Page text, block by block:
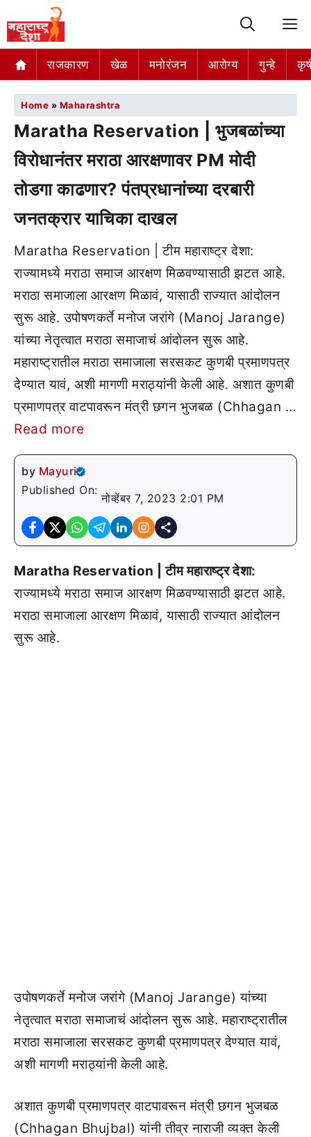
राजकारण खेळ मनोरंजन आरोग्य गुन्हे
Home » Maharashtra
Maratha Reservation | भुजबळांच्या
विरोधानंतर मराठा आरक्षणावर PM मोदी
तोडगा काढणार? पंतप्रधानांच्या दरबारी
जनतक्रार याचिका दाखल
Maratha Reservation | टीम महाराष्ट्र देशा:
राज्यामध्ये मराठा समाज आरक्षण मिळवण्यासाठी झटत आहे.
मराठा समाजाला आरक्षण मिळावं, यासाठी राज्यात आंदोलन
सुरू आहे. उपोषणकर्ते मनोज जरांगे (Manoj Jarange)
यांच्या नेतृत्वात मराठा समाजाचं आंदोलन सुरू आहे.
महाराष्ट्रातील मराठा समाजाला सरसकट कुणबी प्रमाणपत्र
देण्यात यावं, अशी मागणी मराठ्यांनी केली आहे. अशात कुणबी
प्रमाणपत्र वाटपावरून मंत्री छगन भुजबळ (Chhagan …
Read more
by Mayuri
Published On:
नोव्हेंबर 7, 2023 2:01 PM
Maratha Reservation | टीम महाराष्ट्र देशा:
राज्यामध्ये मराठा समाज आरक्षण मिळवण्यासाठी झटत आहे.
मराठा समाजाला आरक्षण मिळावं, यासाठी राज्यात आंदोलन
सुरू आहे.
उपोषणकर्ते मनोज जरांगे (Manoj Jarange) यांच्या
नेतृत्वात मराठा समाजाचं आंदोलन सुरू आहे. महाराष्ट्रातील
मराठा समाजाला सरसकट कुणबी प्रमाणपत्र देण्यात यावं,
अशी मागणी मराठ्यांनी केली आहे.
अशात कुणबी प्रमाणपत्र वाटपावरून मंत्री छगन भुजबळ
(Chhagan Bhujbal) यांनी तीव्र नाराजी व्यक्त केली